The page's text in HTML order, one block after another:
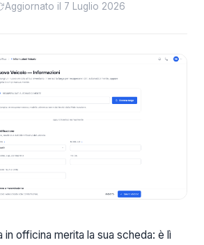
Aggiornato il 7 Luglio 2026
in officina merita la sua scheda: è lì